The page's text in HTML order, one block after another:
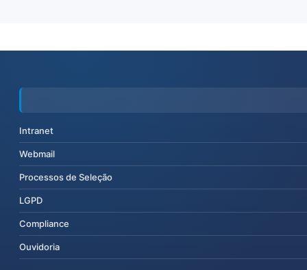
Intranet
Webmail
Processos de Seleção
LGPD
Compliance
Ouvidoria